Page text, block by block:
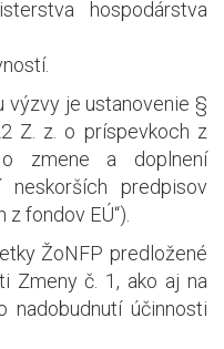
hospodárstva
výzvy je ustanovenie §
Z. z. o príspevkoch z
zmene a doplnení
predpisov
fondov EÚ“).
ŽoNFP predložené
Zmeny č. 1, ako aj na
nadobudnutí účinnosti